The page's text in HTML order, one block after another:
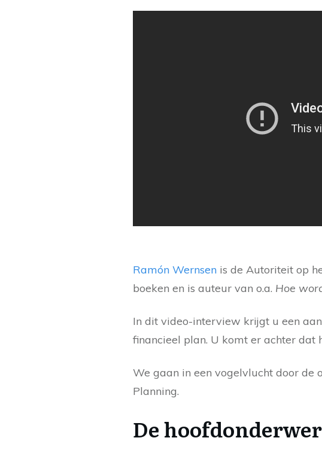
Ramón Wernsen is de Autoriteit op
boeken en is auteur van o.a. Hoe
In dit video-interview krijgt u een
financieel plan. U komt er achter dat
We gaan in een vogelvlucht door de
Planning.
De